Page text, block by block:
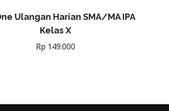
Ulangan Harian SMA/MA IPA
Kelas X
Rp 149.000